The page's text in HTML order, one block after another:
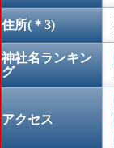
住所(＊3)
神社名ランキン
グ
アクセス